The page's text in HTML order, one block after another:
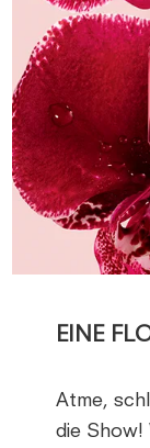
EINE
Atme,
die Show!